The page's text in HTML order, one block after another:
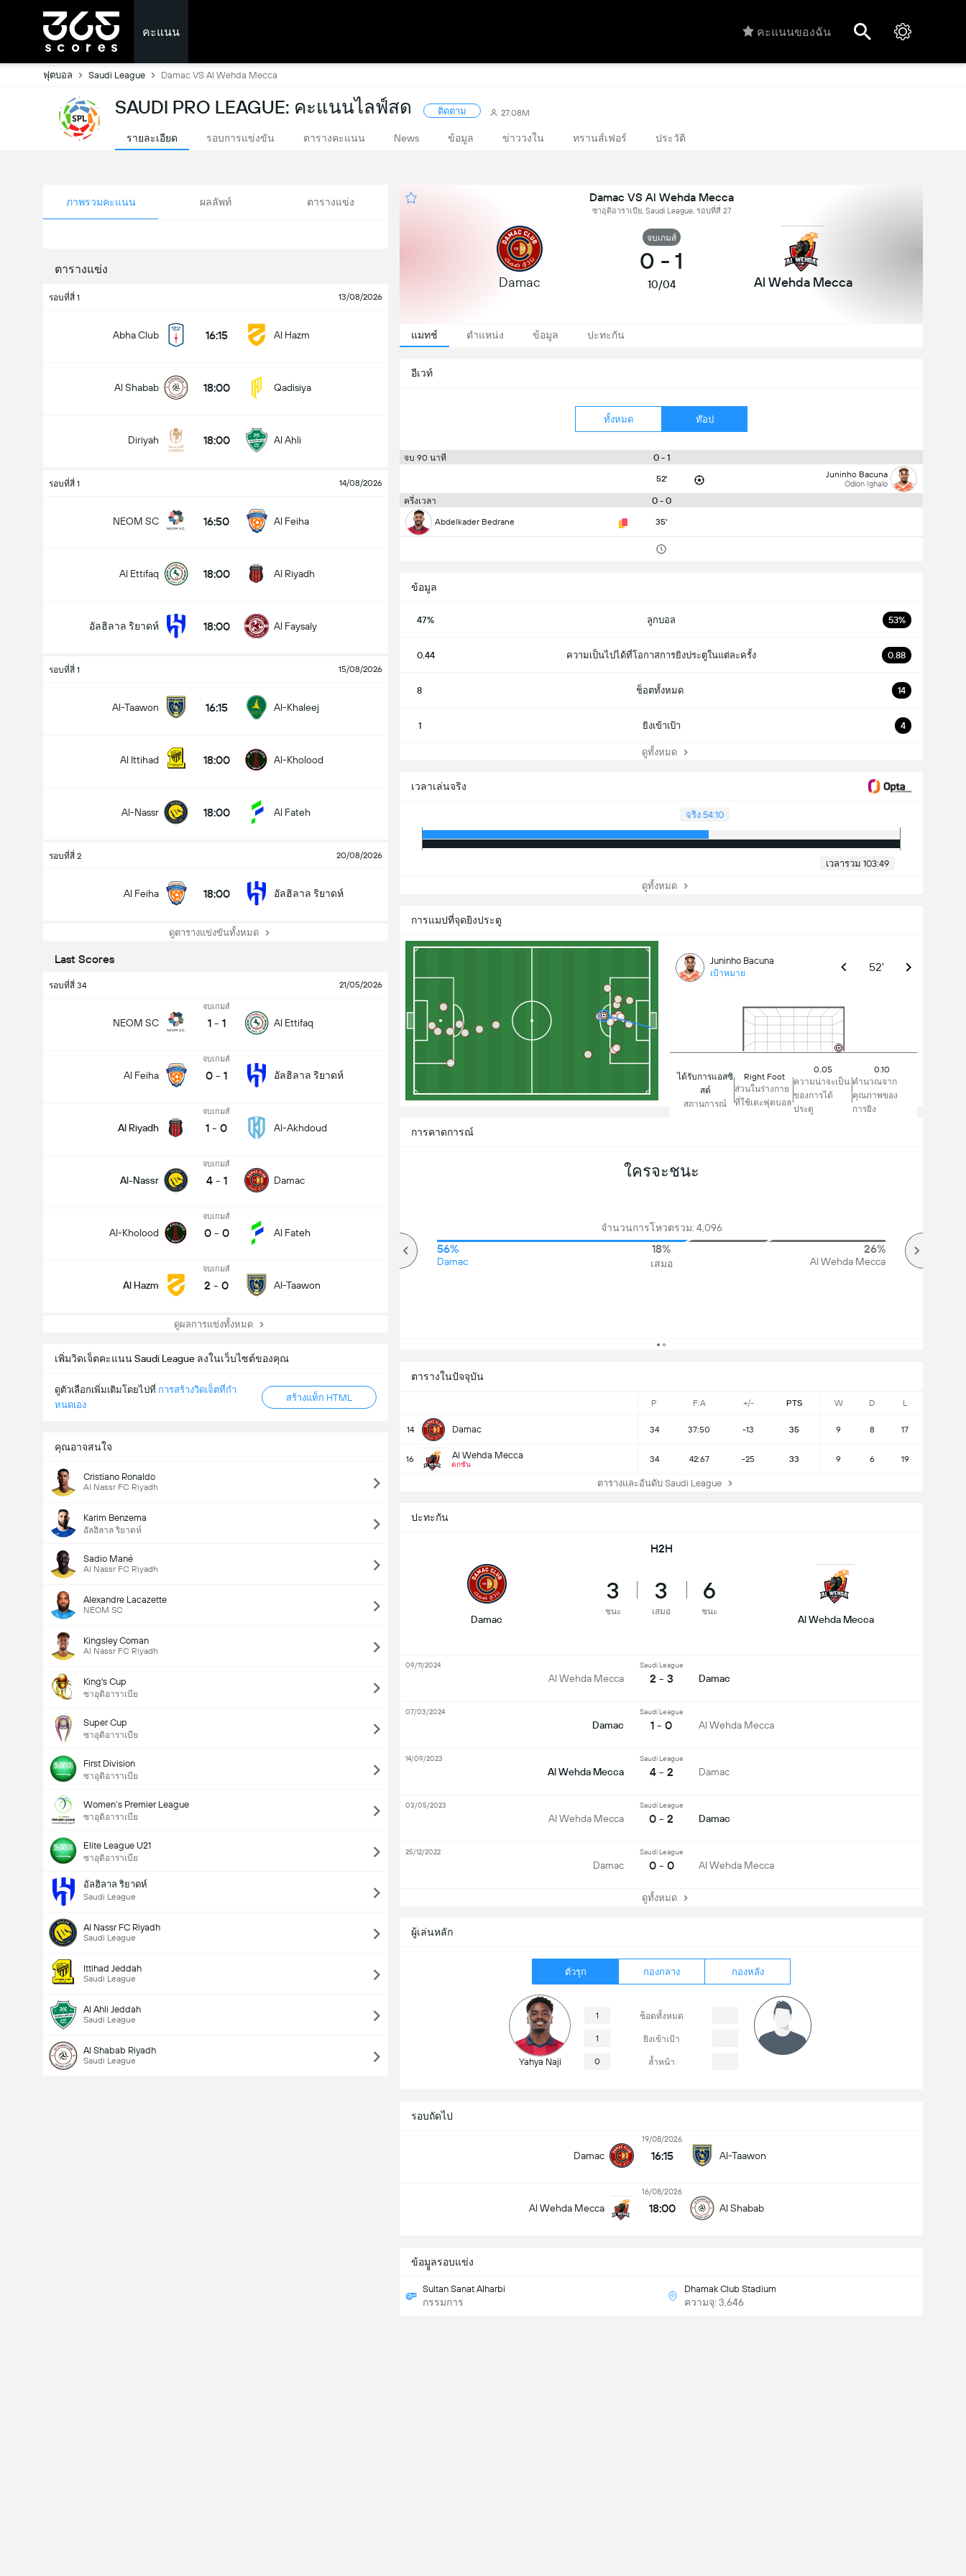
คะแนน คะแนนของฉัน
ฟุตบอล Saudi League Damac VS Al Wehda Mecca
SAUDI PRO LEAGUE: คะแนนไลฟ์สด ติดตาม 27.08M
รายละเอียด รอบการแข่งขัน ตารางคะแนน News ข้อมูล ข่าววงใน ทรานส์เฟอร์ ประวัติ
ภาพรวมคะแนน ผลลัพท์ ตารางแข่ง
ตารางแข่ง
รอบที่สี่ 1 13/08/2026
Abha Club 16:15 Al Hazm
Al Shabab 18:00 Qadisiya
Diriyah 18:00 Al Ahli
รอบที่สี่ 1 14/08/2026
NEOM SC 16:50 Al Feiha
Al Ettifaq 18:00 Al Riyadh
อัลฮิลาล ริยาดห์ 18:00 Al Faysaly
รอบที่สี่ 1 15/08/2026
Al-Taawon 16:15 Al-Khaleej
Al Ittihad 18:00 Al-Kholood
Al-Nassr 18:00 Al Fateh
รอบที่สี่ 2 20/08/2026
Al Feiha 18:00 อัลฮิลาล ริยาดห์
ดูตารางแข่งขันทั้งหมด
Last Scores
รอบที่สี่ 34 21/05/2026
NEOM SC
จบเกมส์
1 - 1 Al Ettifaq
Al Feiha
จบเกมส์
0 - 1 อัลฮิลาล ริยาดห์
Al Riyadh
จบเกมส์
1 - 0 Al-Akhdoud
Al-Nassr
จบเกมส์
4 - 1 Damac
Al-Kholood
จบเกมส์
0 - 0 Al Fateh
Al Hazm
จบเกมส์
2 - 0 Al-Taawon
ดูผลการแข่งทั้งหมด
เพิ่มวิดเจ็ตคะแนน Saudi League ลงในเว็บไซต์ของคุณ
ดูตัวเลือกเพิ่มเติมโดยไปที่ การสร้างวิดเจ็ตที่กํา
หนดเอง
สร้างแท็ก HTML
คุณอาจสนใจ
Cristiano Ronaldo
Al Nassr FC Riyadh
Karim Benzema
อัลฮิลาล ริยาดห์
Sadio Mané
Al Nassr FC Riyadh
Alexandre Lacazette
NEOM SC
Kingsley Coman
Al Nassr FC Riyadh
King's Cup
ซาอุดิอาราเบีย
Super Cup
ซาอุดิอาราเบีย
First Division
ซาอุดิอาราเบีย
Women’s Premier League
ซาอุดิอาราเบีย
Elite League U21
ซาอุดิอาราเบีย
อัลฮิลาล ริยาดห์
Saudi League
Al Nassr FC Riyadh
Saudi League
Ittihad Jeddah
Saudi League
Al Ahli Jeddah
Saudi League
Al Shabab Riyadh
Saudi League
Damac VS Al Wehda Mecca
ซาอุดิอาราเบีย, Saudi League, รอบที่สี่ 27
Damac
จบเกมส์
0 - 1
10/04 Al Wehda Mecca
แมทช์ ตำแหน่ง ข้อมูล ปะทะกัน
อีเวท์
ทั้งหมด ท๊อป
จบ 90 นาที 0 - 1
52' Juninho Bacuna
Odion Ighalo
ครึ่งเวลา 0 - 0
Abdelkader Bedrane 35'
รอบถัดไป
Damac
19/08/2026
16:15 Al-Taawon
Al Wehda Mecca
16/08/2026
18:00 Al Shabab
ผู้เล่นหลัก
ตัวรุก กองกลาง กองหลัง
Yahya Naji
1 ช็อตทั้งหมด
1 ยิงเข้าเป้า
0 ล้ำหน้า
ข้อมูล
47% ลูกบอล 53%
0.44 ความเป็นไปได้ที่โอกาสการยิงประตูในแต่ละครั้ง 0.88
8 ช็อตทั้งหมด 14
1 ยิงเข้าเป้า 4
ดูทั้งหมด
เวลาเล่นจริง
จริง 54:10
เวลารวม 103:49
ดูทั้งหมด
การแมปที่จุดยิงประตู
Juninho Bacuna
เป้าหมาย 52'
ได้รับการแอสซิ
สต์
สถานการณ์
Right Foot
ส่วนในร่างกาย
ที่ใช้เตะฟุตบอล
0.05
ความน่าจะเป็น
ของการได้
ประตู
0.10
คำนวณจาก
คุณภาพของ
การยิง
ข้อมููลรอบแข่ง
Sultan Sanat Alharbi
กรรมการ
Dhamak Club Stadium
ความจุ: 3,646
ตารางในปัจจุบัน
P F:A +/- PTS W D L
14 Damac 34 37:50 -13 35 9 8 17
16 Al Wehda Mecca
ตกชั้น
34 42:67 -25 33 9 6 19
ตารางและอันดับ Saudi League
การคาดการณ์
ใครจะชนะ
จำนวนการโหวตรวม: 4,096
56%
Damac
18%
เสมอ
26%
Al Wehda Mecca
ประตูทั้งหมดในแมทช์นี้ (2.5)
ปะทะกัน
H2H
Damac
3
ชนะ
3
เสมอ
6
ชนะ
Al Wehda Mecca
Al Wehda Mecca
Saudi League
2 - 3 Damac
09/11/2024
Damac
Saudi League
1 - 0 Al Wehda Mecca
07/03/2024
Al Wehda Mecca
Saudi League
4 - 2 Damac
14/09/2023
Al Wehda Mecca
Saudi League
0 - 2 Damac
03/05/2023
Damac
Saudi League
0 - 0 Al Wehda Mecca
25/12/2022
ดูทั้งหมด